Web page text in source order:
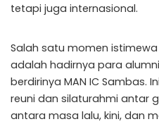
tetapi juga internasional.
Salah satu momen
adalah hadirnya para
berdirinya MAN IC Sambas.
reuni dan silaturahmi antar
antara masa lalu, kini, dan